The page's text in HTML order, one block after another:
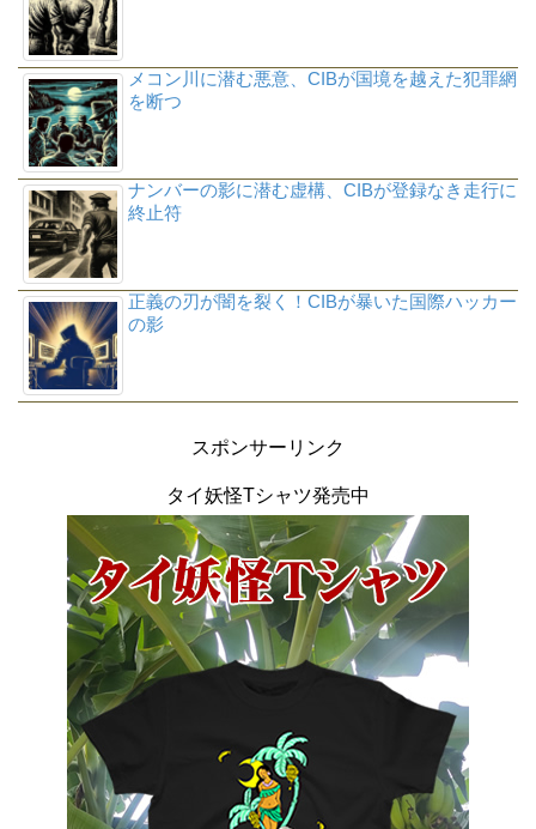
メコン川に潜む悪意、CIBが国境を越えた犯罪網
を断つ
ナンバーの影に潜む虚構、CIBが登録なき走行に
終止符
正義の刃が闇を裂く！CIBが暴いた国際ハッカー
の影
スポンサーリンク
タイ妖怪Tシャツ発売中